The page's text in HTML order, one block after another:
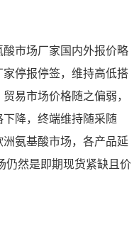
市场厂家国内外报价略
停报停签，维持高低搭
易市场价格随之偏弱，
降，终端维持随采随
氨基酸市场，各产品延
仍然是即期现货紧缺且价